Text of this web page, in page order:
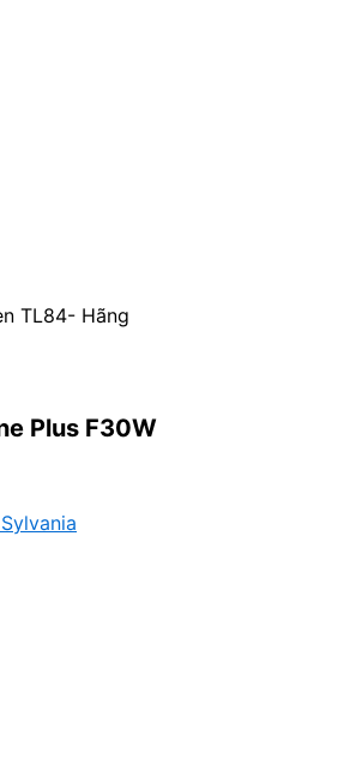
TL84- Hãng
Plus F30W